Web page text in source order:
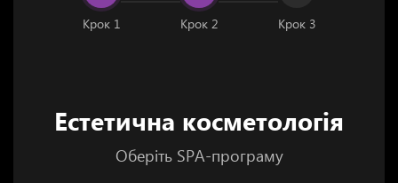
Крок 1 Крок 2 Крок 3
Естетична косметологія
Oберіть SPA-програму